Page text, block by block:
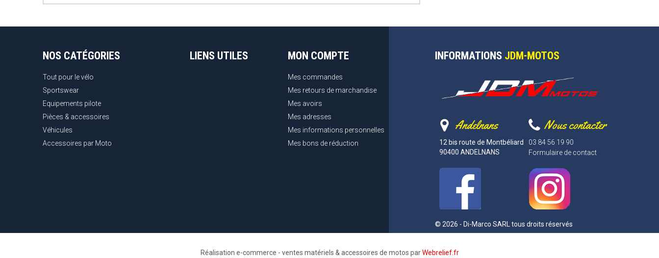
NOS CATÉGORIES
Tout pour le vélo
Sportswear
Equipements pilote
Pièces & accessoires
Véhicules
Accessoires par Moto
LIENS UTILES MON COMPTE
Mes commandes
Mes retours de marchandise
Mes avoirs
Mes adresses
Mes informations personnelles
Mes bons de réduction
INFORMATIONS JDM-MOTOS
Andelnans
12 bis route de Montbéliard
90400 ANDELNANS
Nous contacter
03 84 56 19 90
Formulaire de contact
© 2026 - Di-Marco SARL tous droits réservés
Réalisation e-commerce - ventes matériels & accessoires de motos parWebrelief.fr